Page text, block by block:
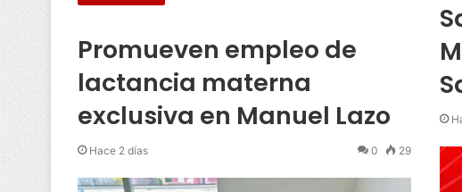
Promueven empleo de
lactancia materna
exclusiva en Manuel Lazo
Hace 2 días 0 29